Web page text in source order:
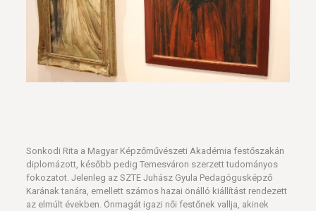
Sonkodi Rita a Magyar Képzőművészeti Akadémia festőszakán
diplomázott, később pedig Temesváron szerzett tudományos
fokozatot. Jelenleg az SZTE Juhász Gyula Pedagógusképző
Karának tanára, emellett számos hazai önálló kiállítást rendezett
az elmúlt években. Önmagát igazi női festőnek vallja, akinek